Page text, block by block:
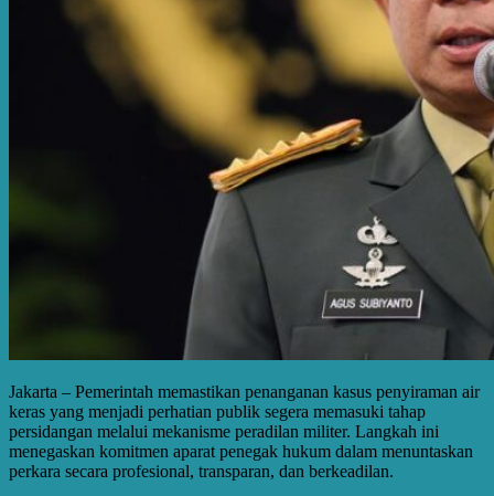
Jakarta – Pemerintah memastikan penanganan kasus penyiraman air
keras yang menjadi perhatian publik segera memasuki tahap
persidangan melalui mekanisme peradilan militer. Langkah ini
menegaskan komitmen aparat penegak hukum dalam menuntaskan
perkara secara profesional, transparan, dan berkeadilan.